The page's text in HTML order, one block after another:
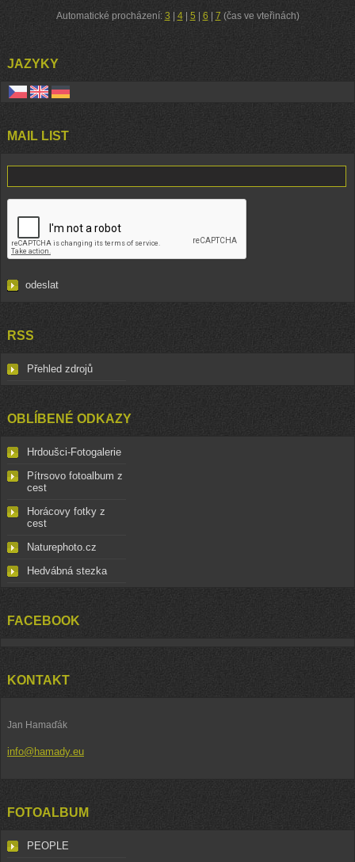
Automatické procházení: 3 | 4| 5 | 6 | 7 (čas ve vteřinách)
JAZYKY
MAIL LIST
RSS
Přehled zdrojů
OBLÍBENÉ ODKAZY
Hrdoušci-Fotogalerie
Pítrsovo fotoalbum z
cest
Horácovy fotky z
cest
Naturephoto.cz
Hedvábná stezka
FACEBOOK
KONTAKT
Jan Hamaďák
info@hamady.eu
FOTOALBUM
PEOPLE